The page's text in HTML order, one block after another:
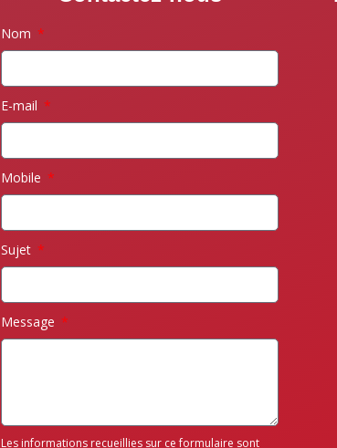
Nom
E-mail
Mobile
Sujet
Message
Les informations recueillies sur ce formulaire sont